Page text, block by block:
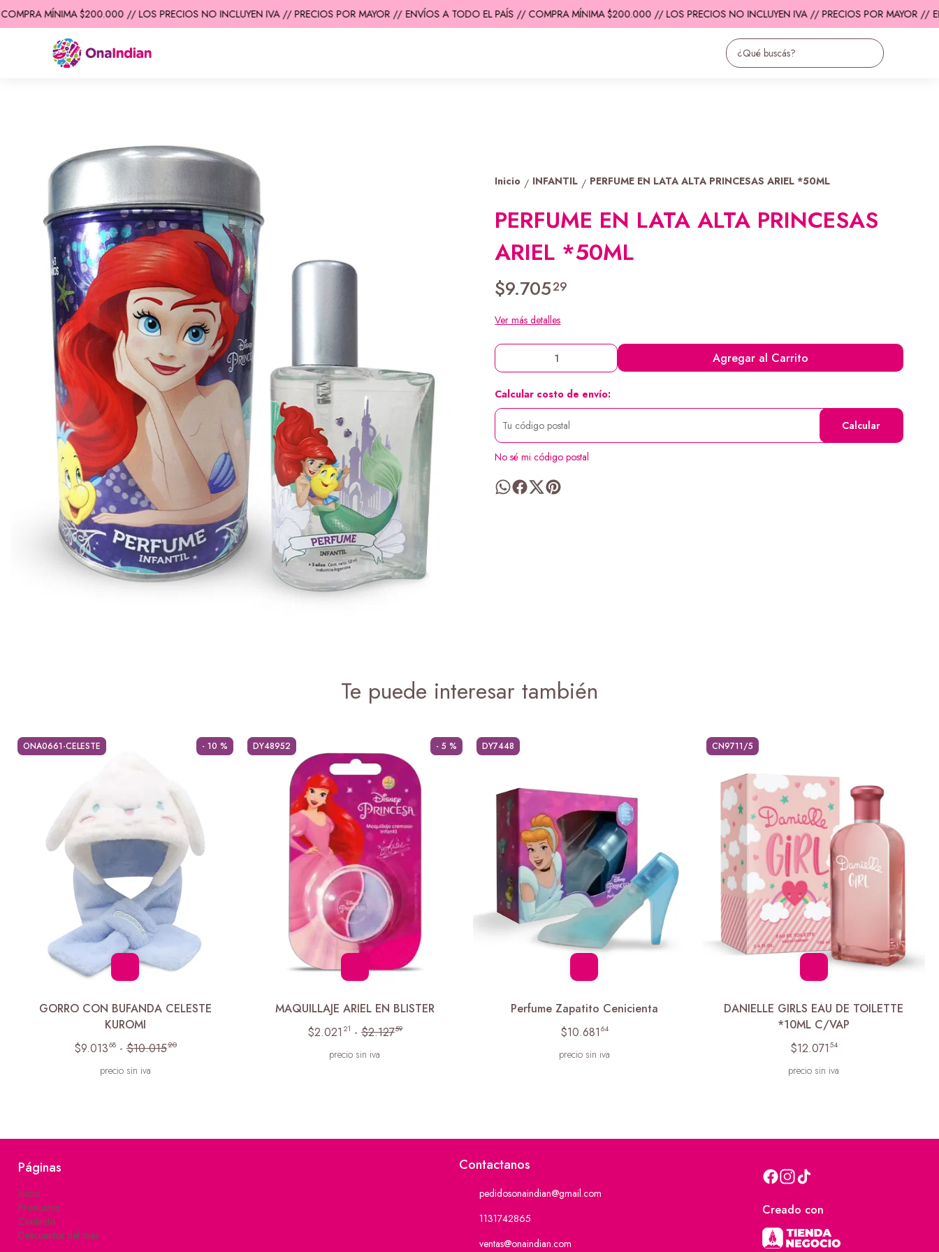
MÍNIMA $200.000 // LOS PRECIOS NO INCLUYEN IVA // PRECIOS POR MAYOR // ENVÍOS A TODO EL PAÍS // COMPRA MÍNIMA $200.000 // LOS PRECIOS NO INCLUYEN IVA // PRECIOS POR MAYOR //
Inicio / INFANTIL / PERFUME EN LATA ALTA PRINCESAS ARIEL *50ML
PERFUME EN LATA ALTA PRINCESAS
ARIEL *50ML
$9.70529
Ver más detalles
Agregar al Carrito
Calcular costo de envío:
Calcular
No sé mi código postal
Te puede interesar también
ONA0661-CELESTE - 10 %
GORRO CON BUFANDA CELESTE
KUROMI
$9.01368 - $10.01520
precio sin iva
DY48952 - 5 %
MAQUILLAJE ARIEL EN BLISTER
$2.021 21 - $2.12759
precio sin iva
DY7448
Perfume Zapatito Cenicienta
$10.681 64
precio sin iva
CN9711/5
DANIELLE GIRLS EAU DE TOILETTE
*10ML C/VAP
$12.071 54
precio sin iva
Páginas
Inicio
Productos
Contacto
Descuentos del mes
Contactanos
pedidosonaindian@gmail.com
1131742865
ventas@onaindian.com
Creado con